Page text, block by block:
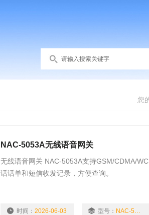
您
NAC-5053A无线语音网关
无线语音网关 NAC-5053A支持GSM/CDMA/
话话单和短信收发记录，方便查询。
时间：2026-06-03 型号： NAC-5053A